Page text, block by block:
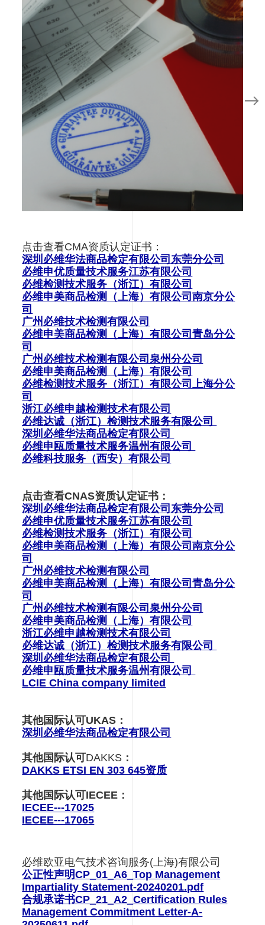
点击查看CMA资质认定证书：
深圳必维华法商品检定有限公司东莞分公司
必维申优质量技术服务江苏有限公司
必维检测技术服务（浙江）有限公司
必维申美商品检测（上海）有限公司南京分公
司
广州必维技术检测有限公司
必维申美商品检测（上海）有限公司青岛分公
司
广州必维技术检测有限公司泉州分公司
必维申美商品检测（上海）有限公司
必维检测技术服务（浙江）有限公司上海分公
司
浙江必维申越检测技术有限公司
必维达诚（浙江）检测技术服务有限公司
深圳必维华法商品检定有限公司
必维申瓯质量技术服务温州有限公司
必维科技服务（西安）有限公司
点击查看CNAS资质认定证书：
深圳必维华法商品检定有限公司东莞分公司
必维申优质量技术服务江苏有限公司
必维检测技术服务（浙江）有限公司
必维申美商品检测（上海）有限公司南京分公
司
广州必维技术检测有限公司
必维申美商品检测（上海）有限公司青岛分公
司
广州必维技术检测有限公司泉州分公司
必维申美商品检测（上海）有限公司
浙江必维申越检测技术有限公司
必维达诚（浙江）检测技术服务有限公司
深圳必维华法商品检定有限公司
必维申瓯质量技术服务温州有限公司
LCIE China company limited
其他国际认可UKAS：
深圳必维华法商品检定有限公司
其他国际认可DAKKS ：
DAKKS ETSI EN 303 645资质
其他国际认可IECEE：
IECEE---17025
IECEE---17065
必维欧亚电气技术咨询服务(上海)有限公司
公正性声明CP_01_A6_Top Management
Impartiality Statement-20240201.pdf
合规承诺书CP_21_A2_Certification Rules
Management Commitment Letter-A-